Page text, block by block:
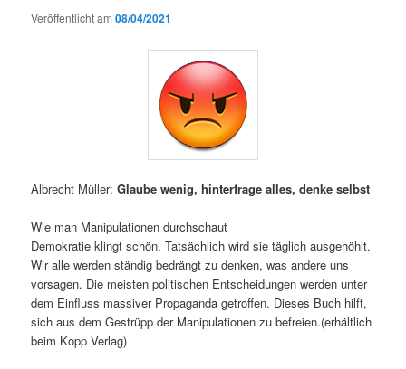
Veröffentlicht am08/04/2021
Albrecht Müller:Glaube wenig, hinterfrage alles, denke selbst
Wie man Manipulationen durchschaut
Demokratie klingt schön. Tatsächlich wird sie täglich ausgehöhlt.
Wir alle werden ständig bedrängt zu denken, was andere uns
vorsagen. Die meisten politischen Entscheidungen werden unter
dem Einfluss massiver Propaganda getroffen. Dieses Buch hilft,
sich aus dem Gestrüpp der Manipulationen zu befreien.(erhältlich
beim Kopp Verlag)